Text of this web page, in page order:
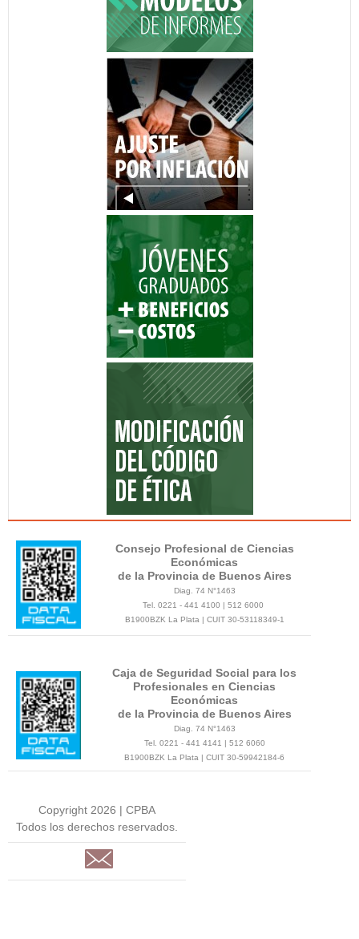
Consejo Profesional de Ciencias
Económicas
de la Provincia de Buenos Aires
Diag. 74 N°1463
Tel. 0221 - 441 4100 | 512 6000
B1900BZK La Plata | CUIT 30-53118349-1
Caja de Seguridad Social para los
Profesionales en Ciencias
Económicas
de la Provincia de Buenos Aires
Diag. 74 N°1463
Tel. 0221 - 441 4141 | 512 6060
B1900BZK La Plata | CUIT 30-59942184-6
Copyright 2026 | CPBA
Todos los derechos reservados.